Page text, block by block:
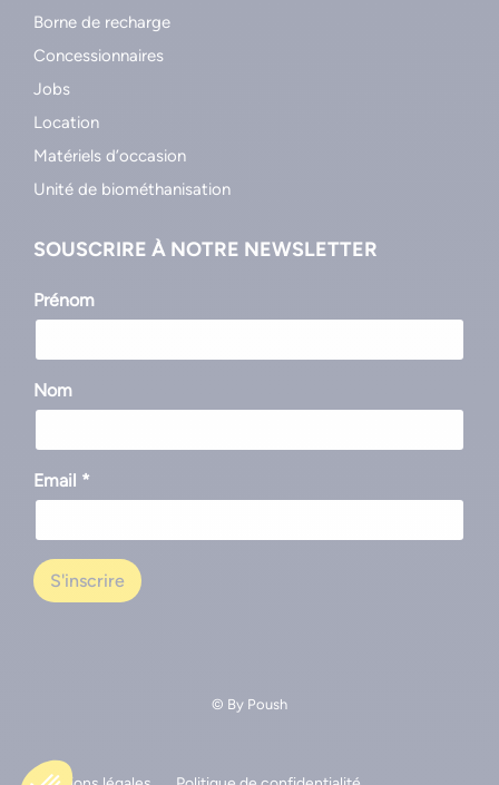
Borne de recharge
Concessionnaires
Jobs
Location
Matériels d’occasion
Unité de biométhanisation
SOUSCRIRE À NOTRE NEWSLETTER
Prénom
Nom
Email *
© By Poush